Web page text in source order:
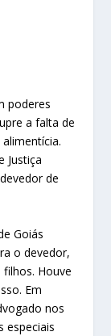
poderes
a falta de
Justiça
de
Goiás
o devedor,
Houve
Em
nos
especiais